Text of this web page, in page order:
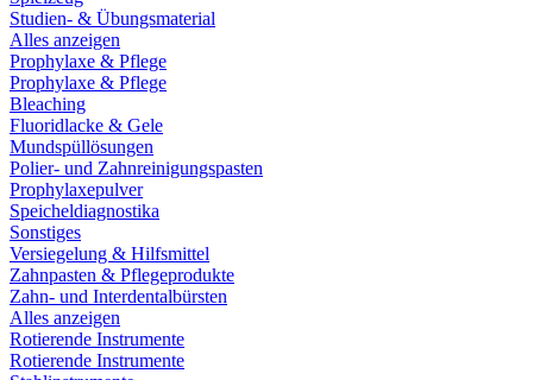
Studien- & Übungsmaterial
Alles anzeigen
Prophylaxe & Pflege
Prophylaxe & Pflege
Bleaching
Fluoridlacke & Gele
Mundspüllösungen
Polier- und Zahnreinigungspasten
Prophylaxepulver
Speicheldiagnostika
Sonstiges
Versiegelung & Hilfsmittel
Zahnpasten & Pflegeprodukte
Zahn- und Interdentalbürsten
Alles anzeigen
Rotierende Instrumente
Rotierende Instrumente